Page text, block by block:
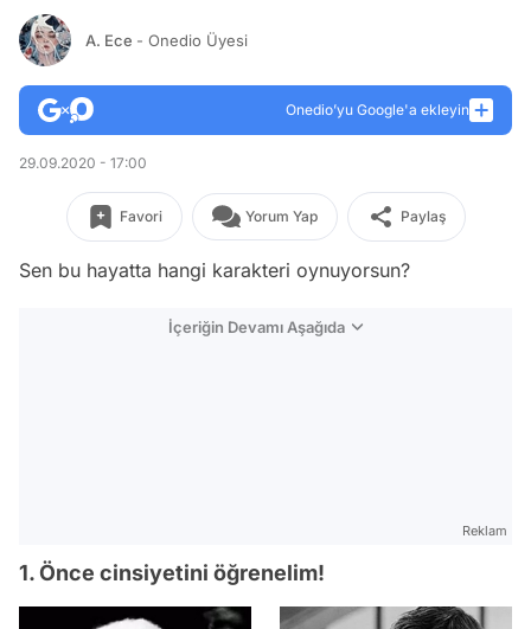
A. Ece - Onedio Üyesi
Onedio’yu Google'a ekleyin
29.09.2020 - 17:00
Favori Yorum Yap Paylaş
Sen bu hayatta hangi karakteri oynuyorsun?
İçeriğin Devamı Aşağıda
Reklam
1. Önce cinsiyetini öğrenelim!